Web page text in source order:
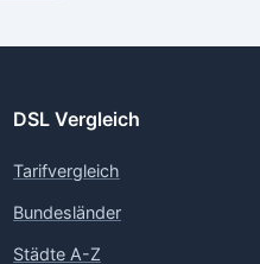
DSL Vergleich
Tarifvergleich
Bundesländer
Städte A-Z